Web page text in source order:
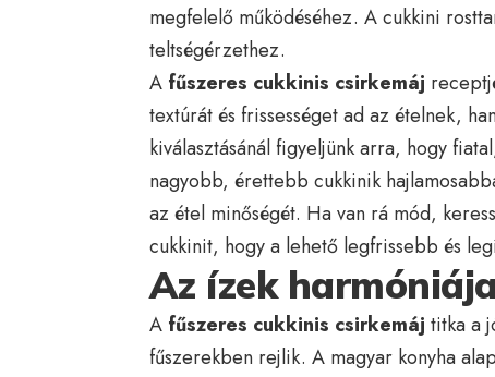
megfelelő működéséhez. A cukkini
teltségérzethez.
A fűszeres cukkinis csirkemáj
textúrát és frissességet ad az ételnek,
kiválasztásánál figyeljünk arra, hogy
nagyobb, érettebb cukkinik
az étel minőségét. Ha van rá mód,
cukkinit, hogy a lehető legfrissebb és
Az ízek
A fűszeres cukkinis csirkemáj titka a
fűszerekben rejlik. A magyar konyha